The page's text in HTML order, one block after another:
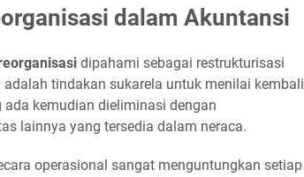
dalam Akuntansi
dipahami sebagai restrukturisasi
tindakan sukarela untuk menilai kembali
kemudian dieliminasi dengan
lainnya yang tersedia dalam neraca.
operasional sangat menguntungkan setiap